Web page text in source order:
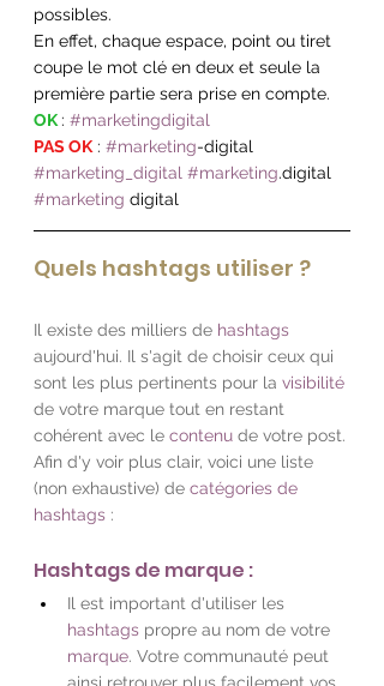
possibles.
En effet, chaque espace, point ou tiret
coupe le mot clé en deux et seule la
première partie sera prise en compte.
OK : #marketingdigital
PAS OK : #marketing-digital
#marketing_digital #marketing.digital
#marketing digital
Quels hashtags utiliser ?
Il existe des milliers de hashtags
aujourd'hui. Il s'agit de choisir ceux qui
sont les plus pertinents pour la visibilité
de votre marque tout en restant
cohérent avec le contenu de votre post.
Afin d'y voir plus clair, voici une liste
(non exhaustive) de catégories de
hashtags :
Hashtags de marque :
Il est important d'utiliser les
hashtags propre au nom de votre
marque. Votre communauté peut